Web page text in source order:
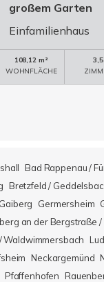
großem Garten
Einfamilienhaus
108,12 m²
WOHNFLÄCHE
3,5
Bad Rappenau /
Bretzfeld /
Gaiberg Germersheim
an der Bergstraße /
Waldwimmersbach
Neckargemünd
Pfaffenhofen